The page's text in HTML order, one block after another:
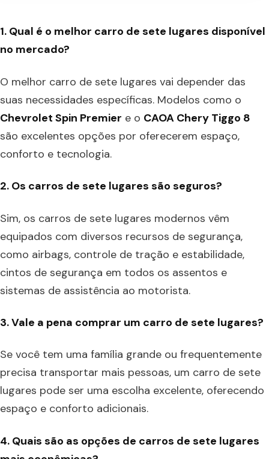
1. Qual é o melhor carro de sete lugares disponível
no mercado?
O melhor carro de sete lugares vai depender das
suas necessidades específicas. Modelos como o
Chevrolet Spin Premier e o CAOA Chery Tiggo 8
são excelentes opções por oferecerem espaço,
conforto e tecnologia.
2. Os carros de sete lugares são seguros?
Sim, os carros de sete lugares modernos vêm
equipados com diversos recursos de segurança,
como airbags, controle de tração e estabilidade,
cintos de segurança em todos os assentos e
sistemas de assistência ao motorista.
3. Vale a pena comprar um carro de sete lugares?
Se você tem uma família grande ou frequentemente
precisa transportar mais pessoas, um carro de sete
lugares pode ser uma escolha excelente, oferecendo
espaço e conforto adicionais.
4. Quais são as opções de carros de sete lugares